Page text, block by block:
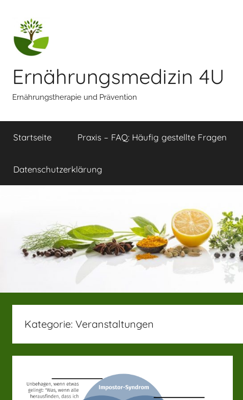
Inhalt
springen
Ernährungsmedizin 4U
Ernährungstherapie und Prävention
Startseite Praxis – FAQ: Häufig gestellte Fragen
Datenschutzerklärung
Kategorie: Veranstaltungen